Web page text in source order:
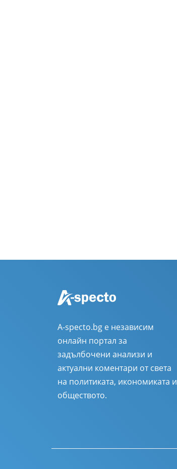
A-specto.bg е независим
онлайн портал за
задълбочени анализи и
актуални коментари от света
на политиката, икономиката и
обществото.